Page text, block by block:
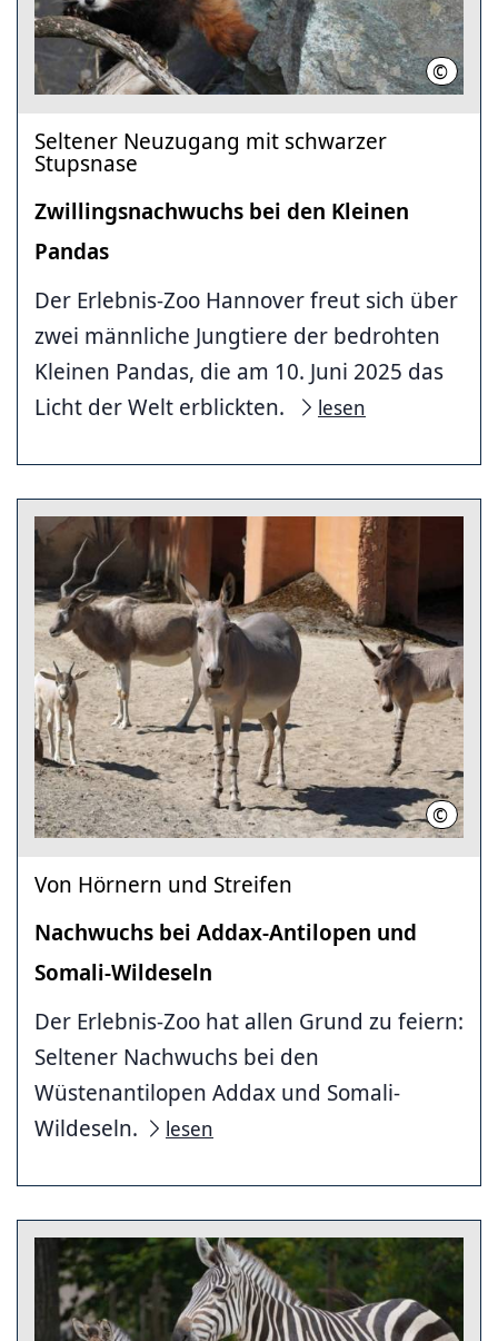
© 2025
Seltener Neuzugang mit schwarzer
Stupsnase
Zwillingsnachwuchs bei den Kleinen
Pandas
Der Erlebnis-Zoo Hannover freut sich über
zwei männliche Jungtiere der bedrohten
Kleinen Pandas, die am 10. Juni 2025 das
Licht der Welt erblickten.
lesen
©
Von Hörnern und Streifen
Nachwuchs bei Addax-Antilopen und
Somali-Wildeseln
Der Erlebnis-Zoo hat allen Grund zu feiern:
Seltener Nachwuchs bei den
Wüstenantilopen Addax und Somali-
Wildeseln.
lesen